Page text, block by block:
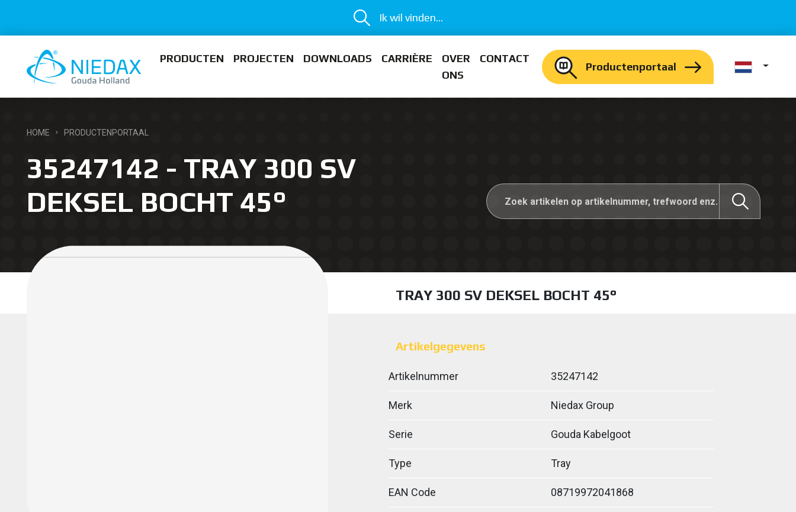
Ik wil vinden...
PRODUCTEN PROJECTEN DOWNLOADS CARRIÈRE
OVER
ONS
CONTACT
Productenportaal
HOME PRODUCTENPORTAAL
35247142 - TRAY 300 SV
DEKSEL BOCHT 45°
TRAY 300 SV DEKSEL BOCHT 45°
Artikelgegevens
Artikelnummer 35247142
Merk Niedax Group
Serie Gouda Kabelgoot
Type Tray
EAN Code 08719972041868